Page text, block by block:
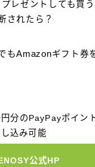
レゼントしても買
されたら？
もAmazonギフト券
分のPayPayポイン
込み可能
公式HP